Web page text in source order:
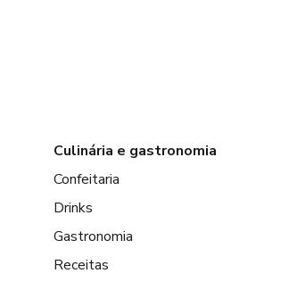
Culinária e gastronomia
Confeitaria
Drinks
Gastronomia
Receitas